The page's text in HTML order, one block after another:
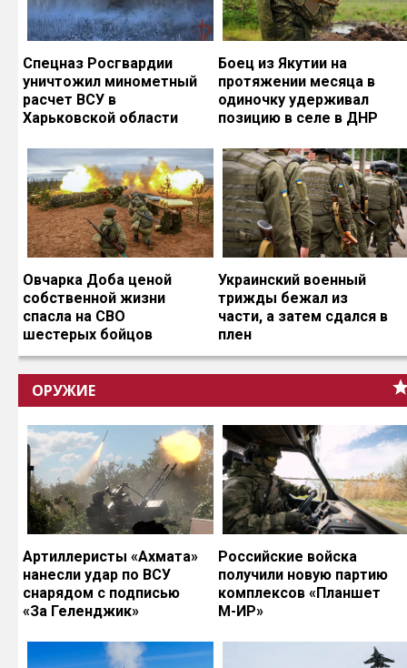
Спецназ Росгвардии
уничтожил минометный
расчет ВСУ в
Харьковской области
Боец из Якутии на
протяжении месяца в
одиночку удерживал
позицию в селе в ДНР
Овчарка Доба ценой
собственной жизни
спасла на СВО
шестерых бойцов
Украинский военный
трижды бежал из
части, а затем сдался в
плен
ОРУЖИЕ
Артиллеристы «Ахмата»
нанесли удар по ВСУ
снарядом с подписью
«За Геленджик»
Российские войска
получили новую партию
комплексов «Планшет
М-ИР»